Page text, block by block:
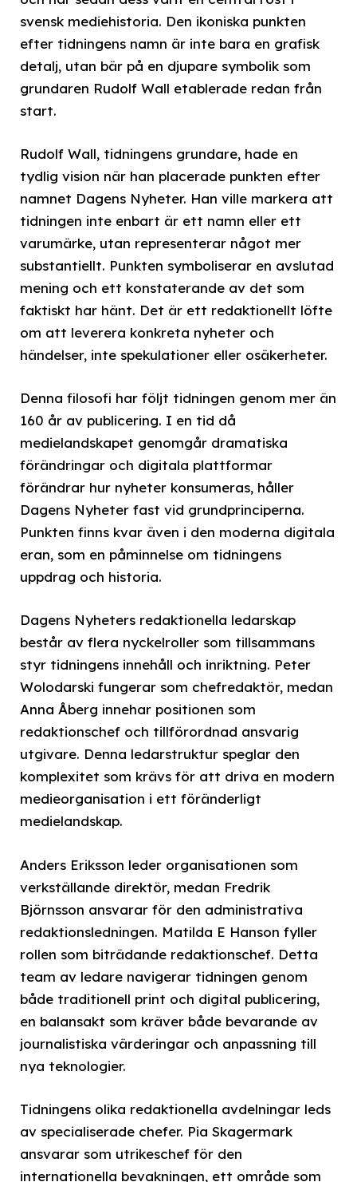
svensk mediehistoria. Den ikoniska punkten
efter tidningens namn är inte bara en grafisk
detalj, utan bär på en djupare symbolik som
grundaren Rudolf Wall etablerade redan från
start.
Rudolf Wall, tidningens grundare, hade en
tydlig vision när han placerade punkten efter
namnet Dagens Nyheter. Han ville markera att
tidningen inte enbart är ett namn eller ett
varumärke, utan representerar något mer
substantiellt. Punkten symboliserar en avslutad
mening och ett konstaterande av det som
faktiskt har hänt. Det är ett redaktionellt löfte
om att leverera konkreta nyheter och
händelser, inte spekulationer eller osäkerheter.
Denna filosofi har följt tidningen genom mer än
160 år av publicering. I en tid då
medielandskapet genomgår dramatiska
förändringar och digitala plattformar
förändrar hur nyheter konsumeras, håller
Dagens Nyheter fast vid grundprinciperna.
Punkten finns kvar även i den moderna digitala
eran, som en påminnelse om tidningens
uppdrag och historia.
Dagens Nyheters redaktionella ledarskap
består av flera nyckelroller som tillsammans
styr tidningens innehåll och inriktning. Peter
Wolodarski fungerar som chefredaktör, medan
Anna Åberg innehar positionen som
redaktionschef och tillförordnad ansvarig
utgivare. Denna ledarstruktur speglar den
komplexitet som krävs för att driva en modern
medieorganisation i ett föränderligt
medielandskap.
Anders Eriksson leder organisationen som
verkställande direktör, medan Fredrik
Björnsson ansvarar för den administrativa
redaktionsledningen. Matilda E Hanson fyller
rollen som biträdande redaktionschef. Detta
team av ledare navigerar tidningen genom
både traditionell print och digital publicering,
en balansakt som kräver både bevarande av
journalistiska värderingar och anpassning till
nya teknologier.
Tidningens olika redaktionella avdelningar leds
av specialiserade chefer. Pia Skagermark
ansvarar som utrikeschef för den
internationella bevakningen, ett område som